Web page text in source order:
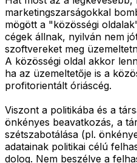
marketingszarságokkal
mögött a "közösségi
cégek állnak, nyilván nem
szoftvereket meg
A közösségi oldal akkor
ha az üzemeltetője is a
profitorientált óriáscég.
Viszont a politikába és a
önkényes beavatkozás, a
szétszabotálása (pl.
adatainak politikai célú
dolog. Nem beszélve a